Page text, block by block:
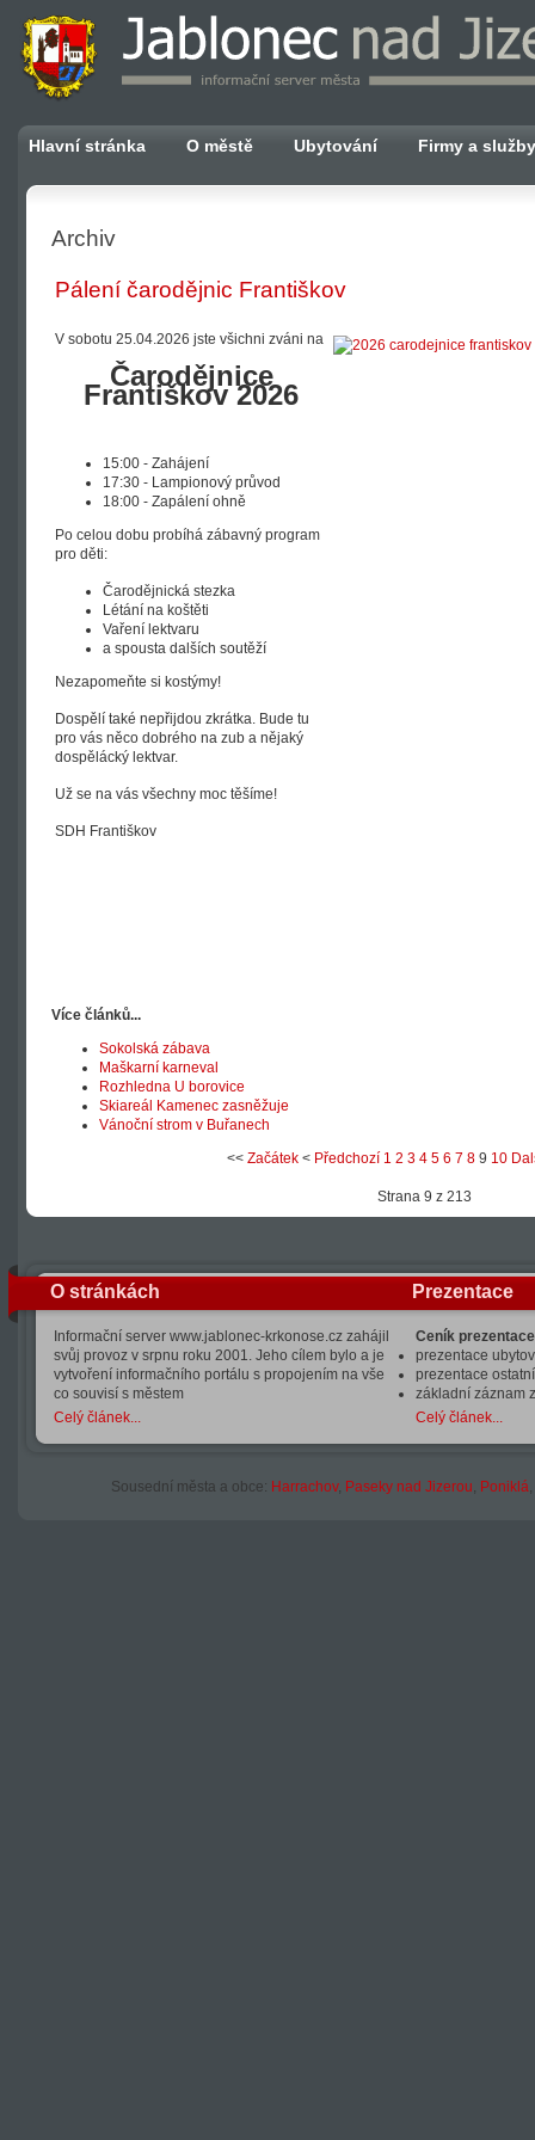
Hlavní stránka O městě Ubytování Firmy a služby
Archiv
Pálení čarodějnic Františkov
V sobotu 25.04.2026 jste všichni zváni na
Čarodějnice
Františkov 2026
15:00 - Zahájení
17:30 - Lampionový průvod
18:00 - Zapálení ohně
Po celou dobu probíhá zábavný program
pro děti:
Čarodějnická stezka
Létání na koštěti
Vaření lektvaru
a spousta dalších soutěží
Nezapomeňte si kostýmy!
Dospělí také nepřijdou zkrátka. Bude tu
pro vás něco dobrého na zub a nějaký
dospělácký lektvar.
Už se na vás všechny moc těšíme!
SDH Františkov
Více článků...
Sokolská zábava
Maškarní karneval
Rozhledna U borovice
Skiareál Kamenec zasněžuje
Vánoční strom v Buřanech
<< Začátek< Předchozí 1 2 3 4 5 6 7 8 9 10
Strana 9 z 213
O stránkách
Informační server www.jablonec-krkonose.cz zahájil
svůj provoz v srpnu roku 2001. Jeho cílem bylo a je
vytvoření informačního portálu s propojením na vše
co souvisí s městem
Celý článek...
Prezentace
Ceník
prezentace
prezentace
základní záznam
Celý článek...
Sousední města a obce: Harrachov, Paseky nad Jizerou, Poniklá,